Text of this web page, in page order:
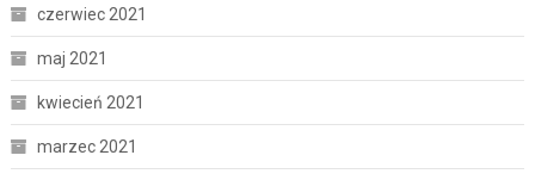
czerwiec 2021
maj 2021
kwiecień 2021
marzec 2021